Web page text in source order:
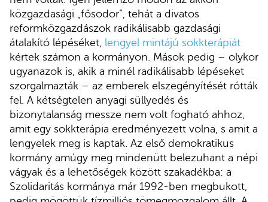
közgazdasági „fősodor”, tehát a divatos
reformközgazdászok radikálisabb gazdasági
átalakító lépéséket, lengyel mintájú sokkterápiát
kértek számon a kormányon. Mások pedig – olykor
ugyanazok is, akik a minél radikálisabb lépéseket
szorgalmazták – az emberek elszegényítését rótták
fel. A kétségtelen anyagi süllyedés és
bizonytalanság messze nem volt fogható ahhoz,
amit egy sokkterápia eredményezett volna, s amit a
lengyelek meg is kaptak. Az első demokratikus
kormány amúgy meg mindenütt belezuhant a népi
vágyak és a lehetőségek között szakadékba: a
Szolidaritás kormánya már 1992-ben megbukott,